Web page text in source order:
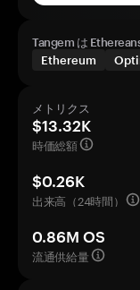
Tangem は
Ethereum
メトリクス
$13.32K
時価総額
$0.26K
出来高（24時間）
0.86M OS
流通供給量